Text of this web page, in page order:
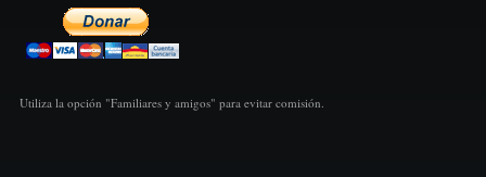
Utiliza la opción "Familiares y amigos" para evitar comisión.